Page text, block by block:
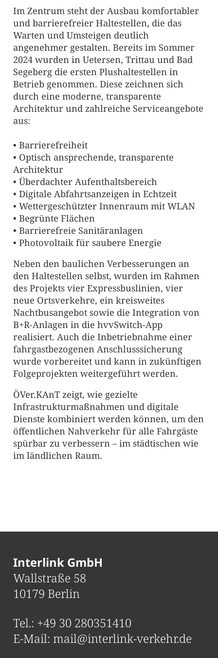
Im Zentrum steht der Ausbau komfortabler
und barrierefreier Haltestellen, die das
Warten und Umsteigen deutlich
angenehmer gestalten. Bereits im Sommer
2024 wurden in Uetersen, Trittau und Bad
Segeberg die ersten Plushaltestellen in
Betrieb genommen. Diese zeichnen sich
durch eine moderne, transparente
Architektur und zahlreiche Serviceangebote
aus:
• Barrierefreiheit
• Optisch ansprechende, transparente
Architektur
• Überdachter Aufenthaltsbereich
• Digitale Abfahrtsanzeigen in Echtzeit
• Wettergeschützter Innenraum mit WLAN
• Begrünte Flächen
• Barrierefreie Sanitäranlagen
• Photovoltaik für saubere Energie
Neben den baulichen Verbesserungen an
den Haltestellen selbst, wurden im Rahmen
des Projekts vier Expressbuslinien, vier
neue Ortsverkehre, ein kreisweites
Nachtbusangebot sowie die Integration von
B+R-Anlagen in die hvvSwitch-App
realisiert. Auch die Inbetriebnahme einer
fahrgastbezogenen Anschlusssicherung
wurde vorbereitet und kann in zukünftigen
Folgeprojekten weitergeführt werden.
ÖVer.KAnT zeigt, wie gezielte
Infrastrukturmaßnahmen und digitale
Dienste kombiniert werden können, um den
öffentlichen Nahverkehr für alle Fahrgäste
spürbar zu verbessern – im städtischen wie
im ländlichen Raum.
Interlink GmbH
Wallstraße 58
10179 Berlin
Tel.: +49 30 280351410
E-Mail: mail@interlink-verkehr.de